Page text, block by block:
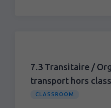
7.3 Transitaire /
transport hors
CLASSROOM